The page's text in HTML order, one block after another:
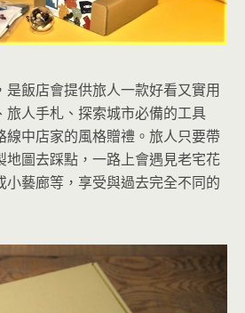
是飯店會提供旅人一款好看又實用
旅人手札、探索城市必備的工具
線中店家的風格贈禮。旅人只要帶
地圖去踩點，一路上會遇見老宅花
小藝廊等，享受與過去完全不同的